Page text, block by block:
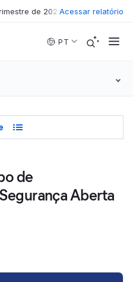
de 2026 • The Forrester
Acessar relatório
PT
de
Aberta